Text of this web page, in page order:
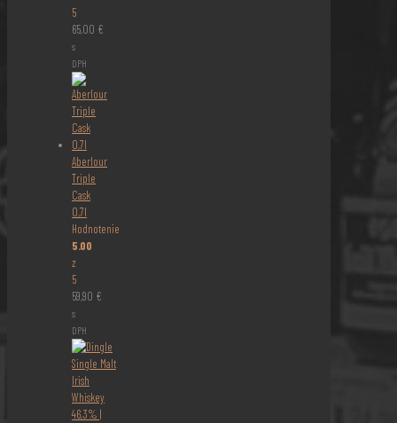
5
65,00 €
s
DPH
Aberlour
Triple
Cask
0,7l
Hodnotenie
5.00
z
5
59,90 €
s
DPH